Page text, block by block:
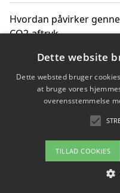
Hvordan påvirker
CO2-aftryk
Hvordan nyheder om
hverdag
Om / kontakt
Dette website
Dette websted bruger
at bruge vores
overensstemmelse
TILLAD COOKIES